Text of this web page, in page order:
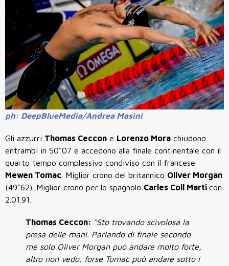
ph: DeepBlueMedia/Andrea Masini
Gli azzurri Thomas Ceccon e Lorenzo Mora chiudono
entrambi in 50"07 e accedono alla finale continentale con il
quarto tempo complessivo condiviso con il francese
Mewen Tomac . Miglior crono del britannico Oliver Morgan
(49"62). Miglior crono per lo spagnolo Carles Coll Marti con
2.01.91.
Thomas Ceccon: “Sto trovando scivolosa la
presa delle mani. Parlando di finale secondo
me solo Oliver Morgan può andare molto forte,
altro non vedo, forse Tomac può andare sotto i